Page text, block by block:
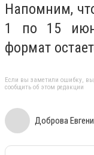
Напомним,
1 по 15
формат
Если вы заметили ошибку,
сообщить об этом редакции
Доброва